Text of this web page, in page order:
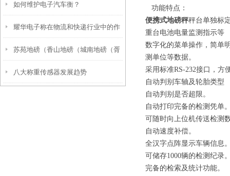
领域
如何维护电子汽车衡？
耀华电子称在物流和快递行业中的作
用和应用
苏苑地磅（香山地磅（城南地磅（胥
口地磅）郭巷地磅）东山地磅维修
八大称重传感器发展趋势
功能特点：
便携式地磅秤秤台单独标
重台电池电量监测指示等
数字化的菜单操作，简单
测单位等数据。
采用标准RS-232接口，方
自动判别车轴及轮胎类型
自动判别是否超限。
自动打印完备的检测凭单
可随时向上位机传送检测
自动速度补偿。
全汉字点阵显示车辆信息
可储存1000辆的检测纪录
完备的检索及统计功能。